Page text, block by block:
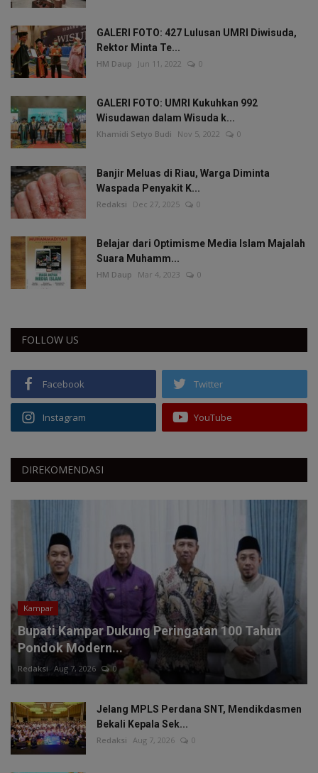
GALERI FOTO: 427 Lulusan UMRI Diwisuda,
Rektor Minta Te...
HM Daup Jun 11, 2022 0
GALERI FOTO: UMRI Kukuhkan 992
Wisudawan dalam Wisuda k...
Khamidi Setyo Budi Nov 5, 2022 0
Banjir Meluas di Riau, Warga Diminta
Waspada Penyakit K...
Redaksi Dec 27, 2025 0
Belajar dari Optimisme Media Islam Majalah
Suara Muhamm...
HM Daup Mar 4, 2023 0
FOLLOW US
Facebook Twitter
Instagram YouTube
DIREKOMENDASI
Kampar
Bupati Kampar Dukung Peringatan 100 Tahun
Pondok Modern...
Redaksi Aug 7, 2026 0
Jelang MPLS Perdana SNT, Mendikdasmen
Bekali Kepala Sek...
Redaksi Aug 7, 2026 0